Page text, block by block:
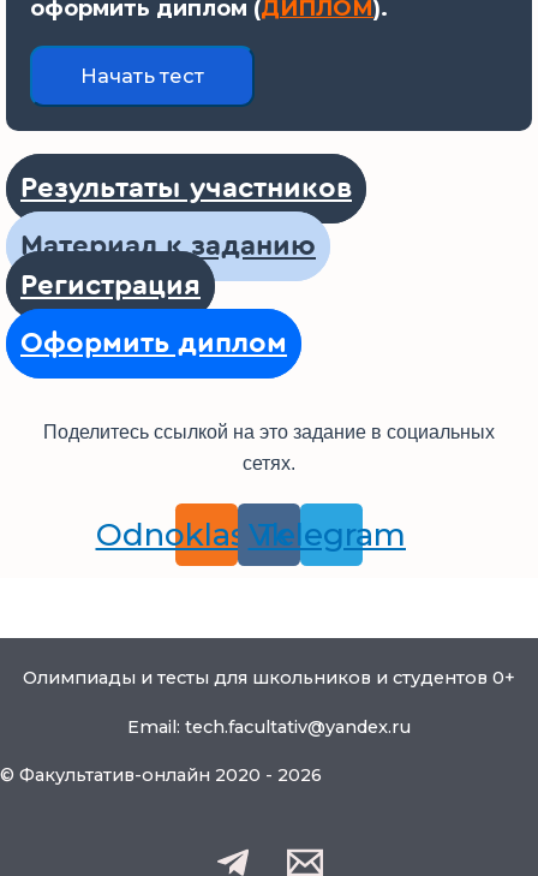
оформить диплом (ДИПЛОМ).
Результаты участников
Материал к заданию
Регистрация
Оформить диплом
Поделитесь ссылкой на это задание в социальных
сетях.
Odnoklassniki
Vk
Telegram
Олимпиады и тесты для школьников и студентов 0+
Email: tech.facultativ@yandex.ru
© Факультатив-онлайн 2020 - 2026